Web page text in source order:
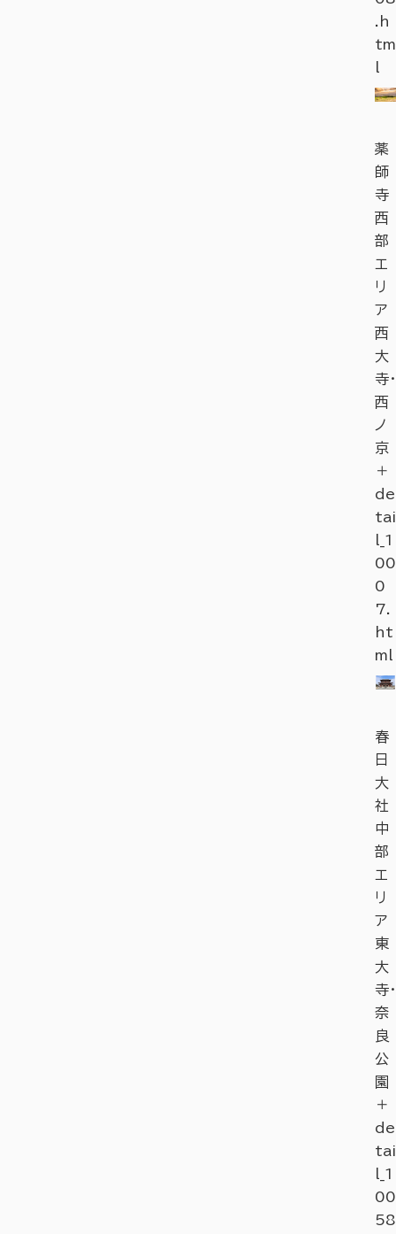
.h
tm
薬
師
寺
西
部
エ
リ
ア
西
大
寺・
西
ノ
京
＋
de
tai
l_1
00
0
7.
ht
ml
春
日
大
社
中
部
エ
リ
ア
東
大
寺・
奈
良
公
園
＋
de
tai
l_1
00
58